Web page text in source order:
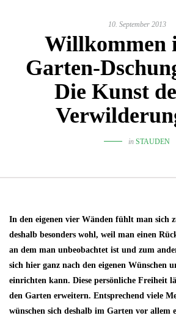
10. September 2013
Willkommen
Garten-
Die Kunst
in STAUDEN
In den eigenen vier Wänden fühlt man sich
deshalb besonders wohl, weil man einen
an dem man unbeobachtet ist und zum
sich hier ganz nach den eigenen Wünschen
einrichten kann. Diese persönliche Freiheit
den Garten erweitern. Entsprechend viele
wünschen sich deshalb im Garten vor allem